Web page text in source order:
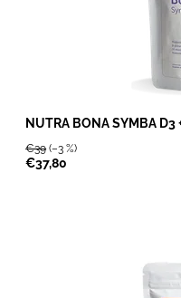
008/COK
DAGAZ s.r.o
NUTRA BONA SYMBA D3
€39(–3 %)
€37,80
Na základe osobných